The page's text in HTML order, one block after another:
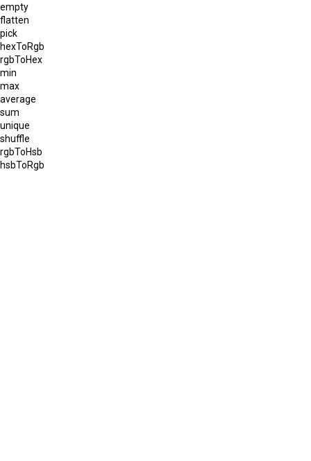
empty
flatten
pick
hexToRgb
rgbToHex
min
max
average
sum
unique
shuffle
rgbToHsb
hsbToRgb